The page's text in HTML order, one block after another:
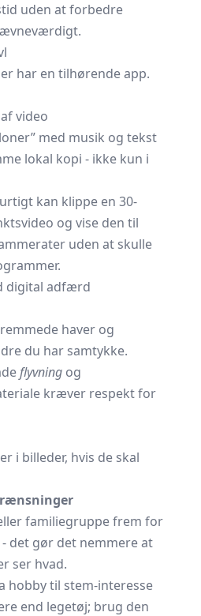
uden at forbedre
har en tilhørende app.
af video
med musik og tekst
lokal kopi - ikke kun i
kan klippe en 30-
og vise den til
uden at skulle
digital adfærd
haver og
du har samtykke.
flyvning og
kræver respekt for
i billeder, hvis de skal
familiegruppe frem for
det gør det nemmere at
ser hvad.
hobby til stem-interesse
end legetøj; brug den